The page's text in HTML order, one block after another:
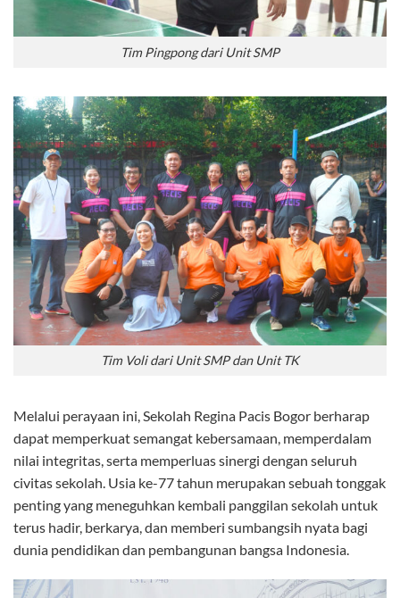
Tim Pingpong dari Unit SMP
Tim Voli dari Unit SMP dan Unit TK
Melalui perayaan ini, Sekolah Regina Pacis Bogor berharap
dapat memperkuat semangat kebersamaan, memperdalam
nilai integritas, serta memperluas sinergi dengan seluruh
civitas sekolah. Usia ke-77 tahun merupakan sebuah tonggak
penting yang meneguhkan kembali panggilan sekolah untuk
terus hadir, berkarya, dan memberi sumbangsih nyata bagi
dunia pendidikan dan pembangunan bangsa Indonesia.